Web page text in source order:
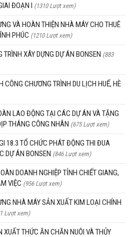
ĐOẠN I (1310 Lượt xem)
VÀ HOÀN THIỆN NHÀ MÁY CHO THUÊ
PHÚC (1210 Lượt xem)
XÂY DỰNG DỰ ÁN BONSEN (883
CÔNG CHƯƠNG TRÌNH DU LỊCH HUẾ, HÈ
LAO ĐỘNG TẠI CÁC DỰ ÁN VÀ TẶNG
THÁNG CÔNG NHÂN (675 Lượt xem)
18.3 TỔ CHỨC PHÁT ĐỘNG THI ĐUA
DỰ ÁN BONSEN (846 Lượt xem)
DOANH NGHIỆP TỈNH CHIẾT GIANG,
VIỆC (956 Lượt xem)
NHÀ MÁY SẢN XUẤT KIM LOẠI CHÍNH
Lượt xem)
THỨC ĂN CHĂN NUÔI VÀ THỦY